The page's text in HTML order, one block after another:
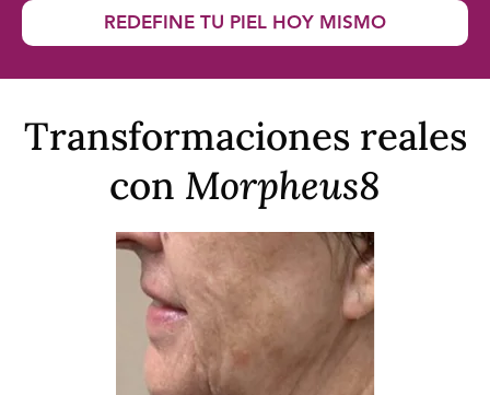
REDEFINE TU PIEL HOY MISMO
Transformaciones reales
con Morpheus8